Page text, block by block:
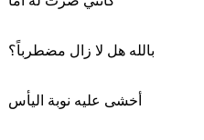
بالله هل لا زال مضطرباً؟
أخشى عليه نوبة اليأس